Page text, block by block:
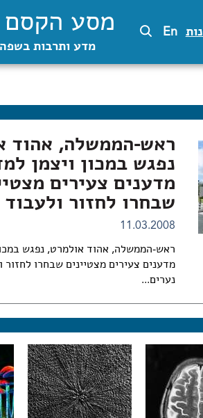
En מסע הקסם
מדע ותרבות בשפה
ראש-הממשלה, אהוד
נפגש במכון ויצמן
מדענים צעירים
שבחרו לחזור
11.03.2008
ראש-הממשלה, אהוד אולמרט, נפגש
מדענים צעירים מצטיינים שבחרו
נערים...